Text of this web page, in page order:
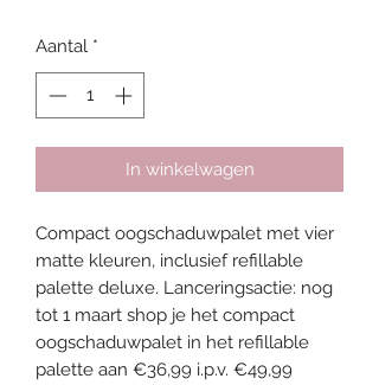
Aantal *
In winkelwagen
Compact oogschaduwpalet met vier
matte kleuren, inclusief refillable
palette deluxe. Lanceringsactie: nog
tot 1 maart shop je het compact
oogschaduwpalet in het refillable
palette aan €36,99 i.p.v. €49,99